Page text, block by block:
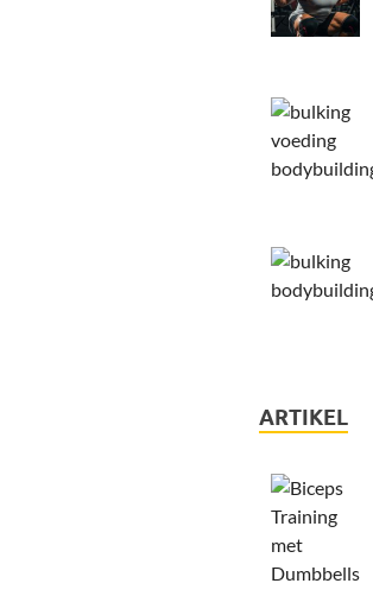
ARTIKEL